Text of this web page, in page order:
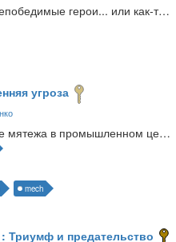
Дикие земли и непобедимые герои... или как-то так.
угроза
Предотвращение мятежа в промышленном центре государства.
mech
Триумф и предательство